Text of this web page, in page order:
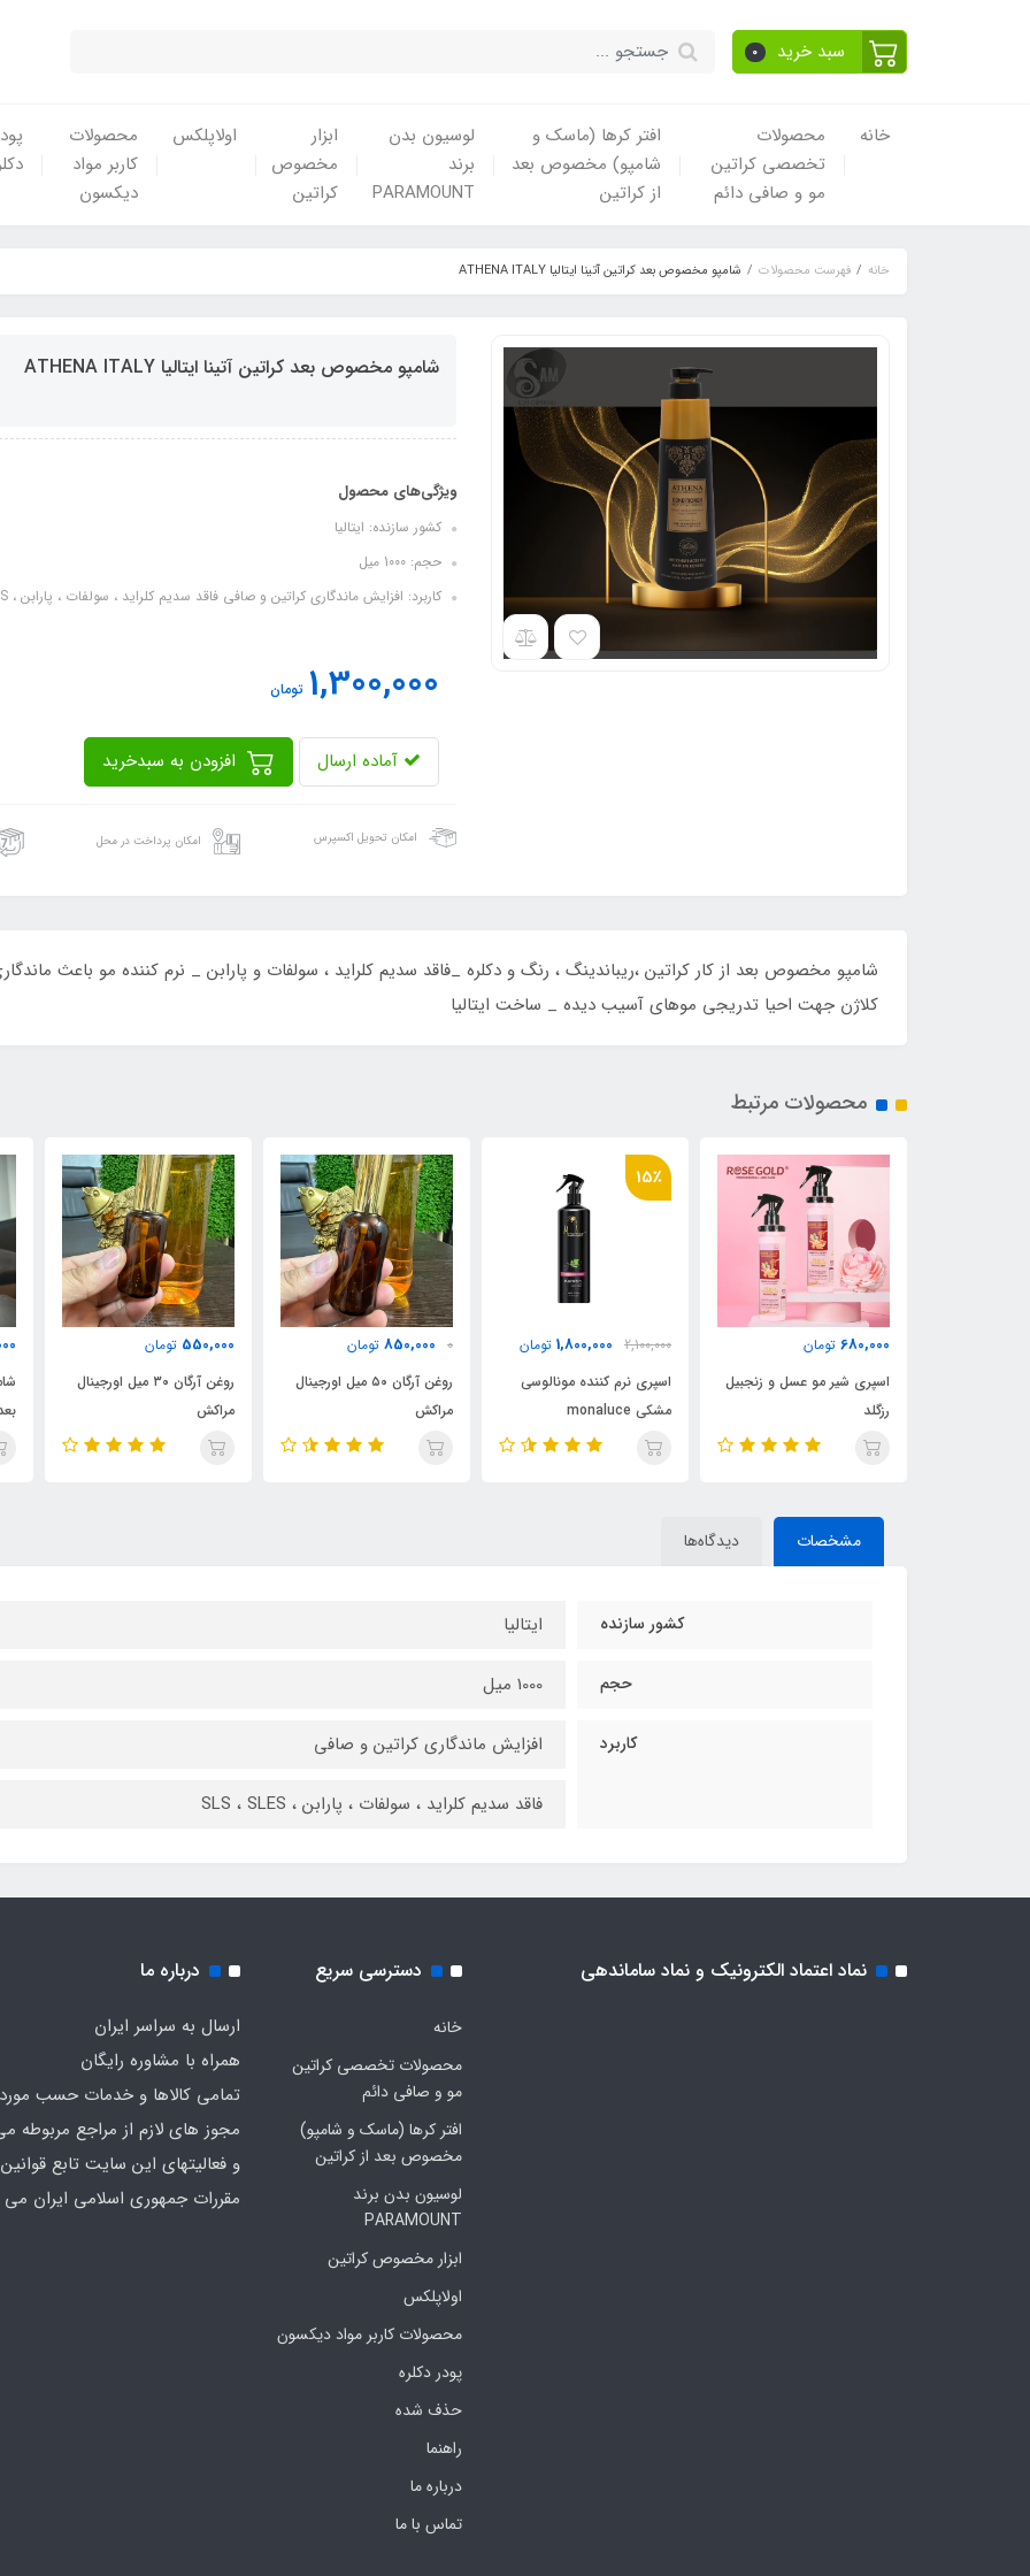
سبد خرید 0
خانه
محصولات
تخصصی کراتین
مو و صافی دائم
افتر کرها (ماسک و
شامپو) مخصوص بعد
از کراتین
لوسیون بدن
برند
PARAMOUNT
ابزار
مخصوص
کراتین
اولاپلکس
محصولات
کاربر مواد
دیکسون
خانه فهرست محصولات شامپو مخصوص بعد کراتین آتینا ایتالیا ATHENA ITALY
شامپو مخصوص بعد کراتین آتینا ایتالیا ATHENA ITALY
ویژگی‌های محصول
کشور سازنده: ایتالیا
حجم: 1000 میل
کاربرد: افزایش ماندگاری کراتین و صافی فاقد سدیم کلراید ، سولفات ، پارابن ، SLS ، SLES
1,300,000 تومان
آماده ارسال
امکان تحویل اکسپرس امکان پرداخت در محل
شامپو مخصوص بعد از کار کراتین ،ریباندینگ ، رنگ و دکلره _فاقد سدیم کلراید ، سولفات و پارابن _ نرم کننده مو باعث
کلاژن جهت احیا تدریجی موهای آسیب دیده _ ساخت ایتالیا
محصولات مرتبط
شیر مو عسل و زنجبیل
15٪
2,100,000
تومان
اسپری نرم کننده مونالوسی
0
850,000 تومان
روغن آرگان ۵۰ میل اورجینال
مراکش
550,000
روغن آرگان ۳۰ میل اورجینال
600,000
شامپو براق کننده مخصوص
مشخصات دیدگاه‌ها
کشور سازنده ایتالیا
حجم 1000 میل
کاربرد افزایش ماندگاری کراتین و صافی
فاقد سدیم کلراید ، سولفات ، پارابن ، SLS ، SLES
نماد اعتماد الکترونیک و نماد ساماندهی دسترسی سریع
خانه
محصولات تخصصی کراتین
مو و صافی دائم
افتر کرها (ماسک و شامپو)
مخصوص بعد از کراتین
لوسیون بدن برند
PARAMOUNT
ابزار مخصوص کراتین
اولاپلکس
محصولات کاربر مواد دیکسون
پودر دکلره
حذف شده
راهنما
درباره ما
تماس با ما
درباره ما
ارسال به سراسر ایران
همراه با مشاوره رایگان
تمامی کالاها و خدمات حسب
مجوز های لازم از مراجع مربوطه
و فعالیتهای این سایت تابع
مقررات جمهوری اسلامی ایران می